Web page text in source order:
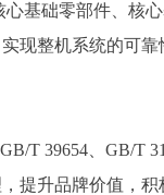
心基础零部件、核
现整机系统的可
GB/T 39654
GB/T
提升品牌价值，